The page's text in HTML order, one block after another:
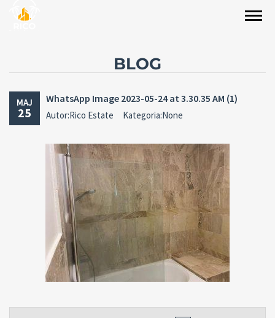
BLOG
MAJ
25
WhatsApp Image 2023-05-24 at 3.30.35 AM (1)
Autor:Rico Estate Kategoria:None